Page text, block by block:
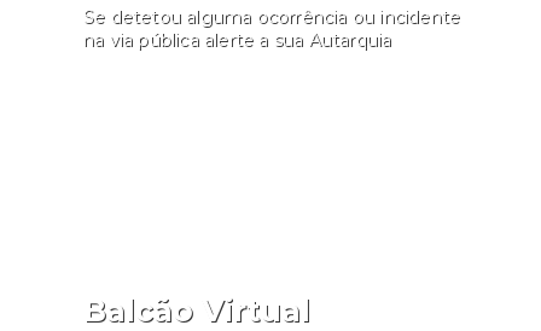
Se detetou alguma ocorrência ou incidente
na via pública alerte a sua Autarquia
Balcão Virtual